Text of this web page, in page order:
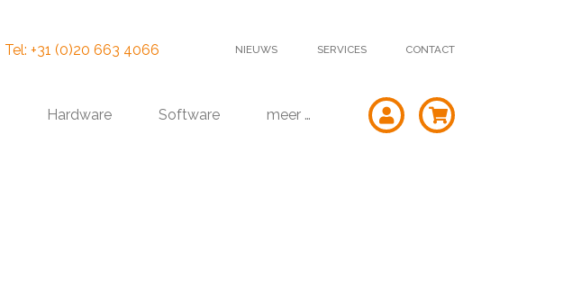
Tel: +31 (0)20 663 4066 NIEUWS SERVICES CONTACT
Hardware Software meer …